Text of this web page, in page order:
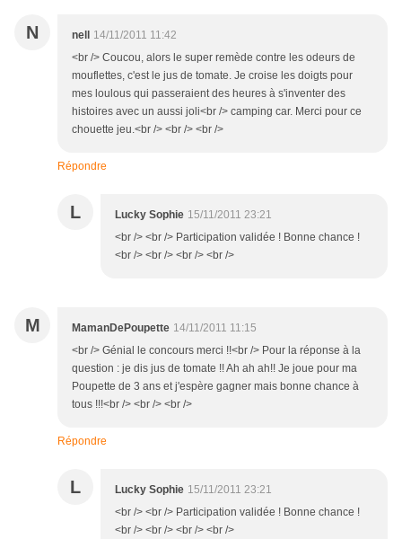
N nell
14/11/2011 11:42
<br /> Coucou, alors le super remède contre les odeurs de
mouflettes, c'est le jus de tomate. Je croise les doigts pour
mes loulous qui passeraient des heures à s'inventer des
histoires avec un aussi joli<br /> camping car. Merci pour ce
chouette jeu.<br /> <br /> <br />
Répondre
L Lucky Sophie 15/11/2011 23:21
<br /> <br /> Participation validée ! Bonne chance !
<br /> <br /> <br /> <br />
M MamanDePoupette 14/11/2011 11:15
<br /> Génial le concours merci !!<br /> Pour la réponse à la
question : je dis jus de tomate !! Ah ah ah!! Je joue pour ma
Poupette de 3 ans et j'espère gagner mais bonne chance à
tous !!!<br /> <br /> <br />
Répondre
L Lucky Sophie 15/11/2011 23:21
<br /> <br /> Participation validée ! Bonne chance !
<br /> <br /> <br /> <br />